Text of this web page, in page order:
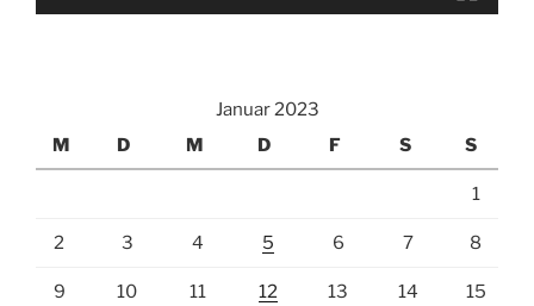
Januar 2023
M
D M D F S S
1
2 3 4 5 6 7 8
9 10 11 12 13 14 15